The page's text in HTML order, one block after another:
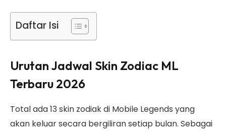
Daftar Isi
Urutan Jadwal Skin Zodiac ML
Terbaru 2026
Total ada 13 skin zodiak di Mobile Legends yang
akan keluar secara bergiliran setiap bulan. Sebagai